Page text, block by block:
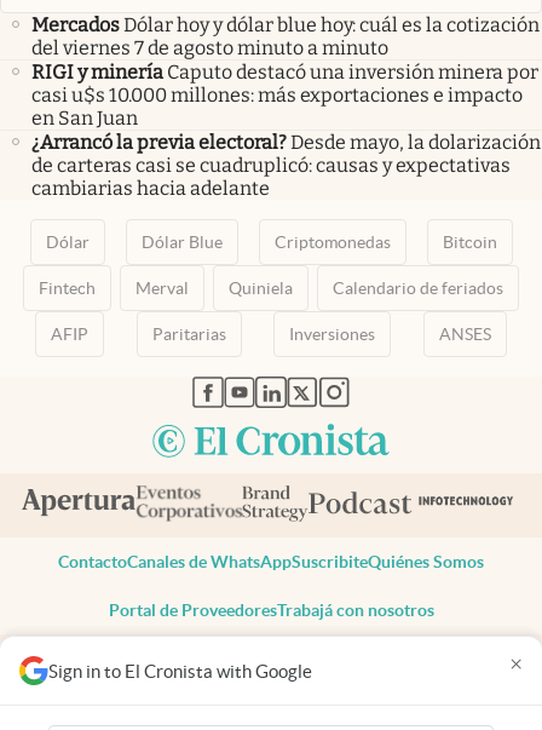
Sign in to El Cronista with Google ×
MercadosDólar hoy y dólar blue hoy: cuál es la cotización
del viernes 7 de agosto minuto a minuto
RIGI y minería Caputo destacó una inversión minera por
casi u$s 10.000 millones: más exportaciones e impacto
en San Juan
¿Arrancó la previa electoral?Desde mayo, la dolarización
de carteras casi se cuadruplicó: causas y expectativas
cambiarias hacia adelante
Dólar Dólar Blue Criptomonedas Bitcoin
Fintech Merval Quiniela Calendario de feriados
AFIP Paritarias Inversiones ANSES
abre en nueva pestaña
abre en nueva pestaña
abre en nueva pestaña
abre en nueva pestaña
abre en nueva pestaña
ContactoCanales de WhatsAppSuscribiteQuiénes Somos
Portal de ProveedoresTrabajá con nosotros
Todos los derechos reservados